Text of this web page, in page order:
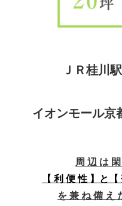
ＪＲ桂川
イオンモール京
周 辺 は
【 利 便 性 】と【
を 兼 ね 備 え